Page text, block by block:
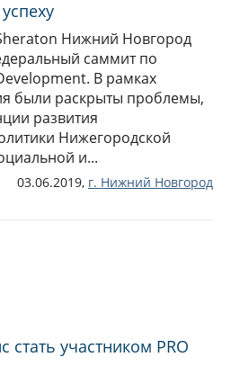
Нижний Новгород
саммит по
В рамках
были раскрыты проблемы,
развития
Нижегородской
и...
03.06.2019, г. Нижний Новгород
стать участником PRO